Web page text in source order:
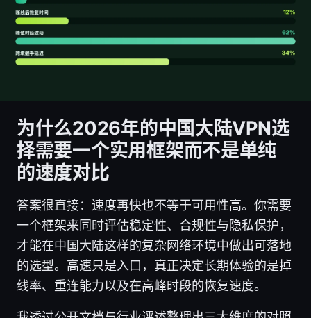
为什么2026年的中国大陆VPN选
择需要一个实用框架而不是单纯
的速度对比
答案很直接：速度再快也不等于可用性高。你需要
一个框架来同时评估稳定性、合规性与隐私保护，
才能在中国大陆这样的复杂网络环境中做出可落地
的选型。高速只是入口，真正决定长期体验的是掉
线率、重连能力以及在高峰时段的恢复速度。